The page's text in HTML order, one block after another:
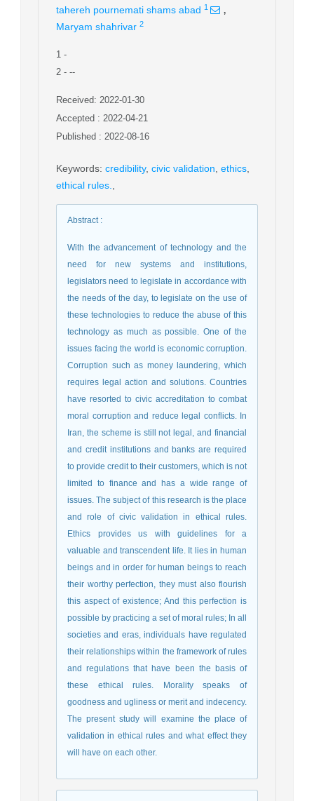
tahereh pournemati shams abad 1 ,
Maryam shahrivar 2
1 -
2 - --
Received: 2022-01-30
Accepted : 2022-04-21
Published : 2022-08-16
Keywords: credibility, civic validation ethics
ethical rules.
Abstract:
With the advancement of technology and the
need for new systems and institutions,
legislators need to legislate in accordance with
the needs of the day, to legislate on the use of
these technologies to reduce the abuse of this
technology as much as possible. One of the
issues facing the world is economic corruption.
Corruption such as money laundering, which
requires legal action and solutions. Countries
have resorted to civic accreditation to combat
moral corruption and reduce legal conflicts. In
Iran, the scheme is still not legal, and financial
and credit institutions and banks are required
to provide credit to their customers, which is not
limited to finance and has a wide range of
issues. The subject of this research is the place
and role of civic validation in ethical rules.
Ethics provides us with guidelines for a
valuable and transcendent life. It lies in human
beings and in order for human beings to reach
their worthy perfection, they must also flourish
this aspect of existence; And this perfection is
possible by practicing a set of moral rules; In all
societies and eras, individuals have regulated
their relationships within the framework of rules
and regulations that have been the basis of
these ethical rules. Morality speaks of
goodness and ugliness or merit and indecency.
The present study will examine the place of
validation in ethical rules and what effect they
will have on each other.